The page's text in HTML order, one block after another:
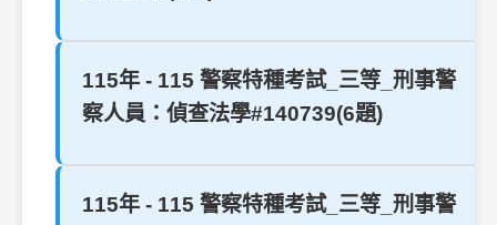
115年 - 115 警察特種考試_三等_刑事警
察人員：偵查法學#140739(6題)
115年 - 115 警察特種考試_三等_刑事警